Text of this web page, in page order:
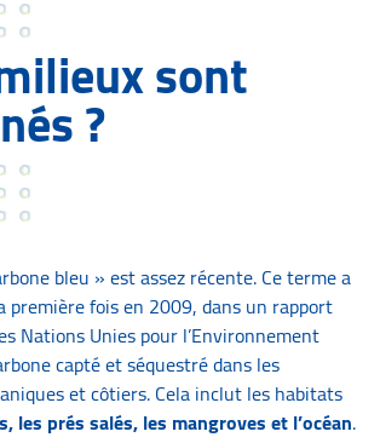
sont
?
bleu » est assez récente. Ce terme a
fois en 2009, dans un rapport
Nations Unies pour l’Environnement
capté et séquestré dans les
et côtiers. Cela inclut les habitats
les prés salés, les mangroves et l’océan.